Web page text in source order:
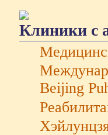
Клиники с
Beijing